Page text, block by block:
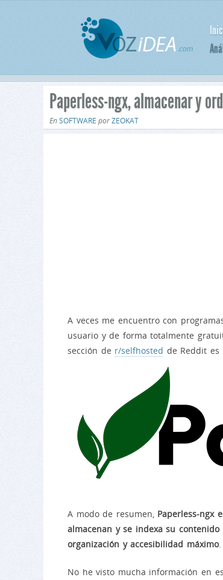
Paperless-ngx, almacenar y
EnSOFTWARE porZEOKAT
A veces me encuentro con
usuario y de forma totalmente
sección de r/selfhosted de Reddit es
A modo de resumen, Paperless-ngx
almacenan y se indexa su
organización y accesibilidad máximo.
No he visto mucha información en